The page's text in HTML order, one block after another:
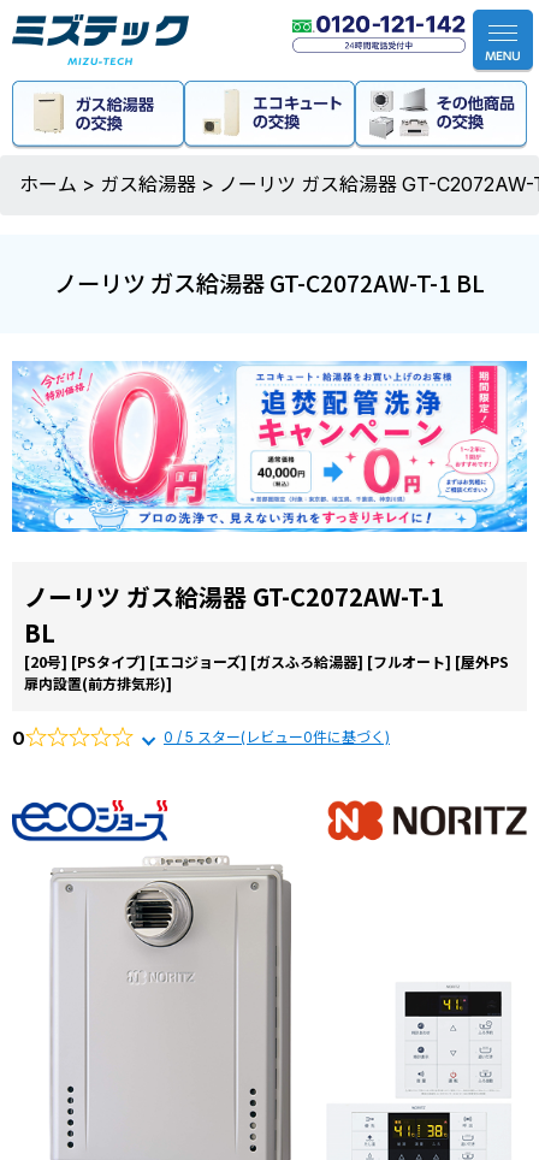
ホーム > ガス給湯器 > ノーリツ ガス給湯器 GT-C2072AW-
ノーリツ ガス給湯器 GT-C2072AW-T-1 BL
ノーリツ ガス給湯器 GT-C2072AW-T-1
BL
[20号] [PSタイプ] [エコジョーズ] [ガスふろ給湯器] [フルオート] [屋外PS
扉内設置(前方排気形)]
0 0 / 5 スター(レビュー0件に基づく)